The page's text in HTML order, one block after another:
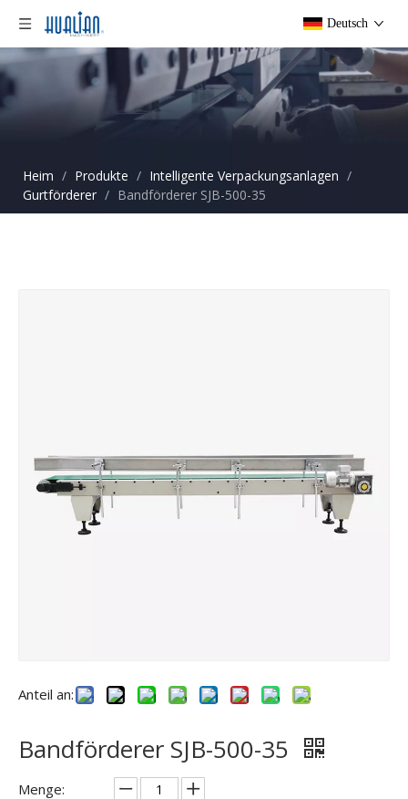
Deutsch
Heim / Produkte / Intelligente Verpackungsanlagen /
Gurtförderer / Bandförderer SJB-500-35
Anteil an:
Bandförderer SJB-500-35
Menge: